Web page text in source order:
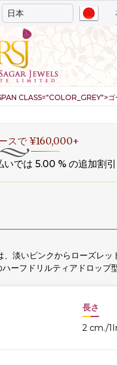
CLASS="COLOR_GREY">
スで ¥160,000+
では 5.00 % の追加割引
、淡いピンクからローズレ
ーフドリルティアドロップ
長さ
2 cm./